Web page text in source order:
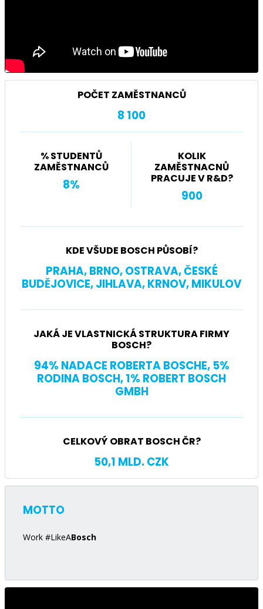
POČET ZAMĚSTNANCŮ
8 100
% STUDENTŮ
ZAMĚSTNANCŮ
8%
KOLIK
ZAMĚSTNACNŮ
PRACUJE V R&D?
900
KDE VŠUDE BOSCH PŮSOBÍ?
PRAHA, BRNO, OSTRAVA, ČESKÉ
BUDĚJOVICE, JIHLAVA, KRNOV, MIKULOV
JAKÁ JE VLASTNICKÁ STRUKTURA FIRMY
BOSCH?
94% NADACE ROBERTA BOSCHE, 5%
RODINA BOSCH, 1% ROBERT BOSCH
GMBH
CELKOVÝ OBRAT BOSCH ČR?
50,1 MLD. CZK
MOTTO
Work #LikeABosch